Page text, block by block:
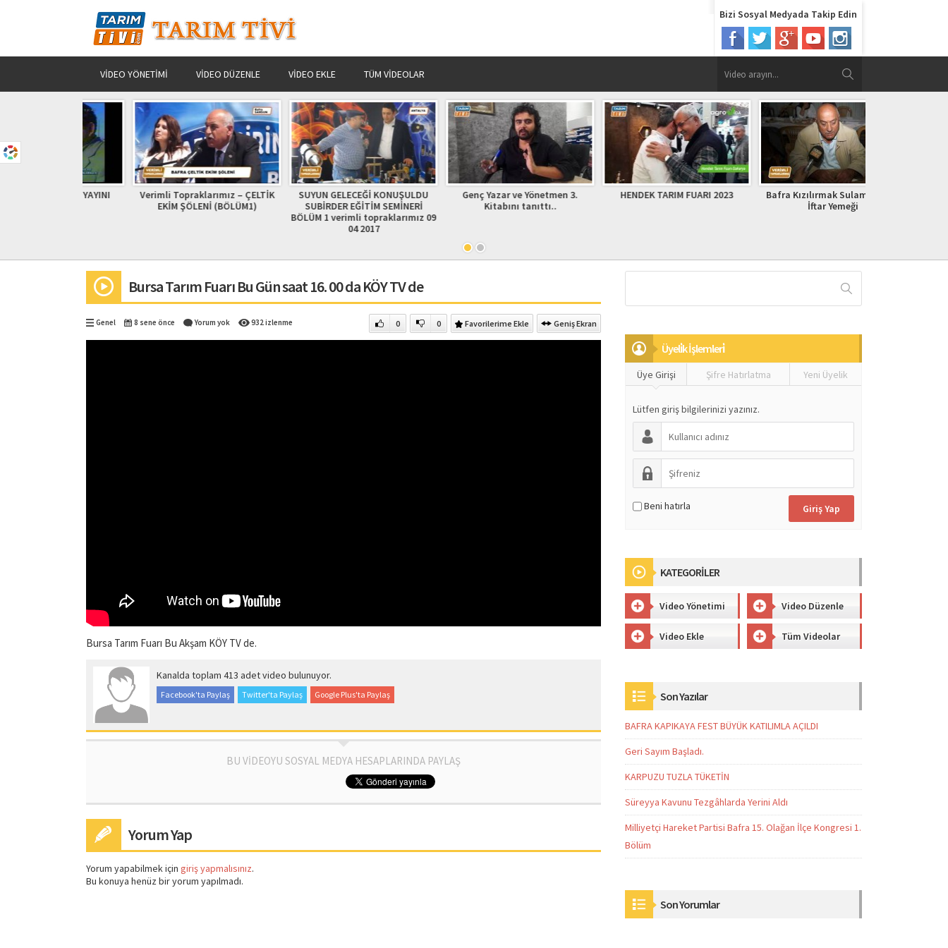
Bizi Sosyal Medyada Takip Edin
VIDEO YÖNETIMI VIDEO DÜZENLE VIDEO EKLE TÜM VIDEOLAR
Verimli Topraklarımız – ÇELTİK
EKİM ŞÖLENİ (BÖLÜM1)
SUYUN GELECEĞİ KONUŞULDU
SUBİRDER EĞİTİM SEMİNERİ
BÖLÜM 1 verimli topraklarımız 09
Genç Yazar ve Yönetmen 3.
Kitabını tanıttı..
HENDEK TARIM FUARI 2023
Bafra Kızılırmak Sulama Birliği
İftar Yemeği
Bursa Tarım Fuarı Bu Gün saat 16. 00 da KÖY TV de
Genel 8 sene önce Yorum yok 932 izlenme 0 0 Favorilerime Ekle Geniş Ekran
Bursa Tarım Fuarı Bu Akşam KÖY TV de.
Kanalda toplam 413 adet video bulunuyor.
Facebook'ta Paylaş Twitter'ta Paylaş Google Plus'ta Paylaş
BU VİDEOYU SOSYAL MEDYA HESAPLARINDA PAYLAŞ
Yorum Yap
Yorum yapabilmek için giriş yapmalısınız.
Bu konuya henüz bir yorum yapılmadı.
Üyeli̇k İşlemleri̇
Üye Girişi Şifre Hatırlatma Yeni Üyelik
Lütfen giriş bilgilerinizi yazınız.
Beni hatırla
KATEGORİLER
Video Yönetimi Video Düzenle
Video Ekle Tüm Videolar
Son Yazılar
BAFRA KAPIKAYA FEST BÜYÜK KATILIMLA AÇILDI
Geri Sayım Başladı.
KARPUZU TUZLA TÜKETİN
Süreyya Kavunu Tezgâhlarda Yerini Aldı
Milliyetçi Hareket Partisi Bafra 15. Olağan İlçe Kongresi 1.
Bölüm
Son Yorumlar